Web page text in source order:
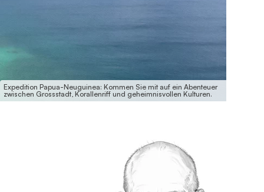
Expedition Papua-Neuguinea: Kommen Sie mit auf ein Abenteuer
zwischen Grossstadt, Korallenriff und geheimnisvollen Kulturen.